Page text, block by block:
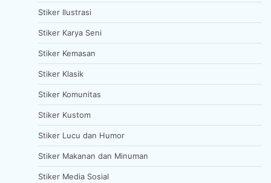
Stiker Ilustrasi
Stiker Karya Seni
Stiker Kemasan
Stiker Klasik
Stiker Komunitas
Stiker Kustom
Stiker Lucu dan Humor
Stiker Makanan dan Minuman
Stiker Media Sosial